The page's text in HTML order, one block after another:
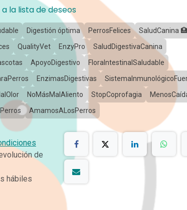
la lista de deseos
Digestión óptima PerrosFelices
SaludCanina 🏥
QualityVet EnzyPro
SaludDigestivaCanina
ApoyoDigestivo
FloraIntestinalSaludable
EnzimasDigestivas
NoMásMalAliento StopCoprofagia
AmamosALosPerros
de
hábiles